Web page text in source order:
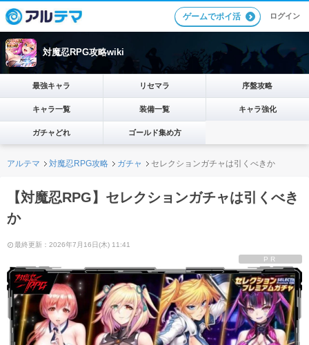
ゲームでポイ活 ログイン
対魔忍RPG攻略wiki
最強キャラ リセマラ 序盤攻略
キャラ一覧 装備一覧 キャラ強化
ガチャどれ ゴールド集め方
アルテマ 対魔忍RPG攻略 ガチャ セレクションガチャは引くべきか
【対魔忍RPG】セレクションガチャは引くべき
か
最終更新：2026年7月16日(木) 11:41
PR